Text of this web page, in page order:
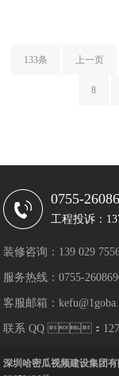
133条 上一页
8
0755-
工程投诉：
装修咨询：139 029
服务热线：0755-
客服邮箱：
联系 QQ ：
深圳哈密瓜视频建设集团